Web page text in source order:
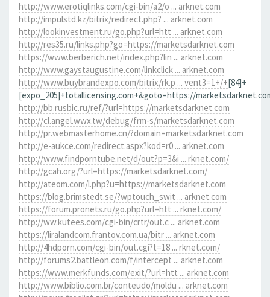
http://www.erotiqlinks.com/cgi-bin/a2/o ... arknet.com
http://impulstd.kz/bitrix/redirect.php? ... arknet.com
http://lookinvestment.ru/go.php?url=htt ... arknet.com
http://res35.ru/links.php?go=https://marketsdarknet.com
https://www.berberich.net/index.php?lin ... arknet.com
http://www.gaystaugustine.com/linkclick ... arknet.com
http://www.buybrandexpo.com/bitrix/rk.p ... vent3=1+/+[84]+
[expo_205]+totallicensing.com+&goto=https://
http://bb.rusbic.ru/ref/?url=https://marketsdarknet.com
http://cl.angel.wwx.tw/debug/frm-s/marketsdarknet.com
http://pr.webmasterhome.cn/?domain=marketsdarknet.com
http://e-aukce.com/redirect.aspx?kod=r0 ... arknet.com
http://www.findporntube.net/d/out?p=3&i ... rknet.com/
http://gcah.org/?url=https://marketsdarknet.com/
http://ateom.com/l.php?u=https://marketsdarknet.com
https://blog.brimstedt.se/?wptouch_swit ... arknet.com
https://forum.pronets.ru/go.php?url=htt ... rknet.com/
http://ww.kutees.com/cgi-bin/crtr/out.c ... arknet.com
https://liralandcom.frantov.com.ua/bitr ... arknet.com
http://4hdporn.com/cgi-bin/out.cgi?t=18 ... rknet.com/
http://forums2.battleon.com/f/intercept ... arknet.com
https://www.merkfunds.com/exit/?url=htt ... arknet.com
http://www.biblio.com.br/conteudo/moldu ... arknet.com